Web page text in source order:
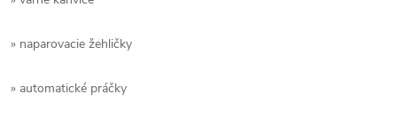
» naparovacie žehličky
» automatické práčky